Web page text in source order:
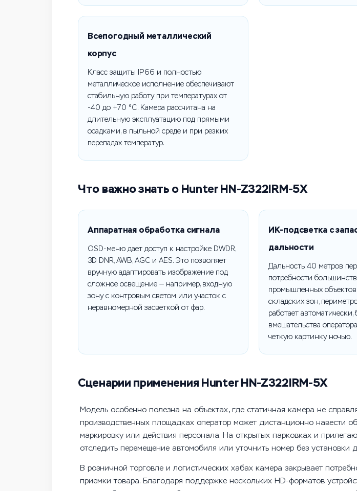
Всепогодный металлический
корпус
Класс защиты IP66 и полностью
металлическое исполнение обеспечивают
стабильную работу при температурах от
-40 до +70 °C. Камера рассчитана на
длительную эксплуатацию под прямыми
осадками, в пыльной среде и при резких
перепадах температур.
Что важно знать о Hunter HN-Z322IRM-5X
Аппаратная обработка сигнала
OSD-меню дает доступ к настройке DWDR,
3D DNR, AWB, AGC и AES. Это позволяет
вручную адаптировать изображение под
сложное освещение — например, входную
зону с контровым светом или участок с
неравномерной засветкой от фар.
ИК-подсветка с
дальности
Дальность 40 метров
потребности
промышленных
складских зон,
работает автоматически,
вмешательства
четкую картинку ночью.
Сценарии применения Hunter HN-Z322IRM-5X
Модель особенно полезна на объектах, где статичная камера не
производственных площадках оператор может дистанционно навести
маркировку или действия персонала. На открытых парковках и
отследить перемещение автомобиля или уточнить номер без установки
В розничной торговле и логистических хабах камера закрывает
приемки товара. Благодаря поддержке нескольких HD-форматов